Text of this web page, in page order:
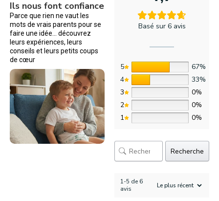
Ils nous font confiance
Parce que rien ne vaut les
mots de vrais parents pour se
faire une idée… découvrez
leurs expériences, leurs
conseils et leurs petits coups
de cœur
Basé sur 6 avis
5
67%
4
33%
3
0%
2
0%
1
0%
Recherche
1-5 de 6
avis